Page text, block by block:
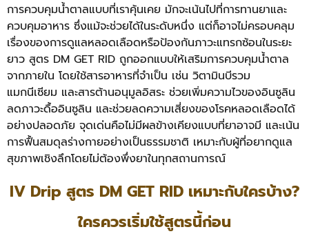
การควบคุมน้ำตาลแบบที่เราคุ้นเคย มักจะเน้นไปที่การทานยาและ
ควบคุมอาหาร ซึ่งแม้จะช่วยได้ในระดับหนึ่ง แต่ก็อาจไม่ครอบคลุม
เรื่องของการดูแลหลอดเลือดหรือป้องกันภาวะแทรกซ้อนในระยะ
ยาว สูตร DM GET RID ถูกออกแบบให้เสริมการควบคุมน้ำตาล
จากภายใน โดยใช้สารอาหารที่จำเป็น เช่น วิตามินบีรวม
แมกนีเซียม และสารต้านอนุมูลอิสระ ช่วยเพิ่มความไวของอินซูลิน
ลดภาวะดื้ออินซูลิน และช่วยลดความเสี่ยงของโรคหลอดเลือดได้
อย่างปลอดภัย จุดเด่นคือไม่มีผลข้างเคียงแบบที่ยาอาจมี และเน้น
การฟื้นสมดุลร่างกายอย่างเป็นธรรมชาติ เหมาะกับผู้ที่อยากดูแล
สุขภาพเชิงลึกโดยไม่ต้องพึ่งยาในทุกสถานการณ์
IV Drip สูตร DM GET RID เหมาะกับใครบ้าง?
ใครควรเริ่มใช้สูตรนี้ก่อน